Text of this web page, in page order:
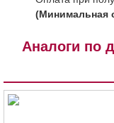
(Минимальная
Аналоги по